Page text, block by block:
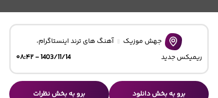
جهش موزیک آهنگ های ترند اینستاگرام،
ریمیکس جدید
1403/11/14 - ۰۸:۴۲
برو به بخش دانلود برو به بخش نظرات